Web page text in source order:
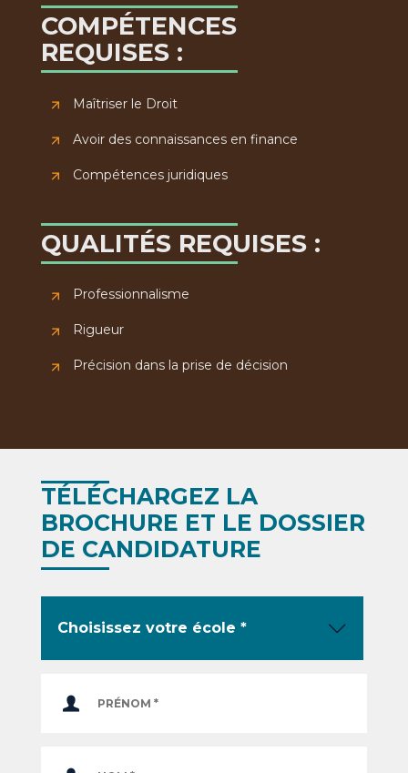
COMPÉTENCES
REQUISES :
Maîtriser le Droit
Avoir des connaissances en finance
Compétences juridiques
QUALITÉS REQUISES :
Professionnalisme
Rigueur
Précision dans la prise de décision
TÉLÉCHARGEZ LA
BROCHURE ET LE DOSSIER
DE CANDIDATURE